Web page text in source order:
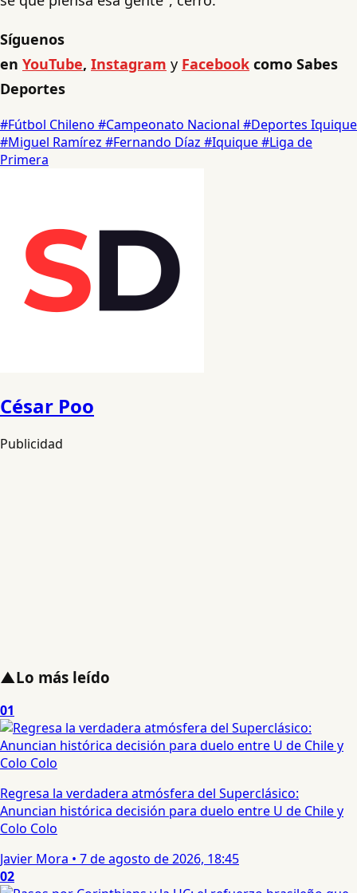
Síguenos
en YouTube, Instagram y Facebook como Sabes
Deportes
#Fútbol Chileno #Campeonato Nacional #Deportes Iquique
#Miguel Ramírez #Fernando Díaz #Iquique#Liga de
Primera
César Poo
Publicidad
▲Lo más leído
01
Regresa la verdadera atmósfera del Superclásico:
Anuncian histórica decisión para duelo entre U de Chile y
Colo Colo
Javier Mora • 7 de agosto de 2026, 18:45
02